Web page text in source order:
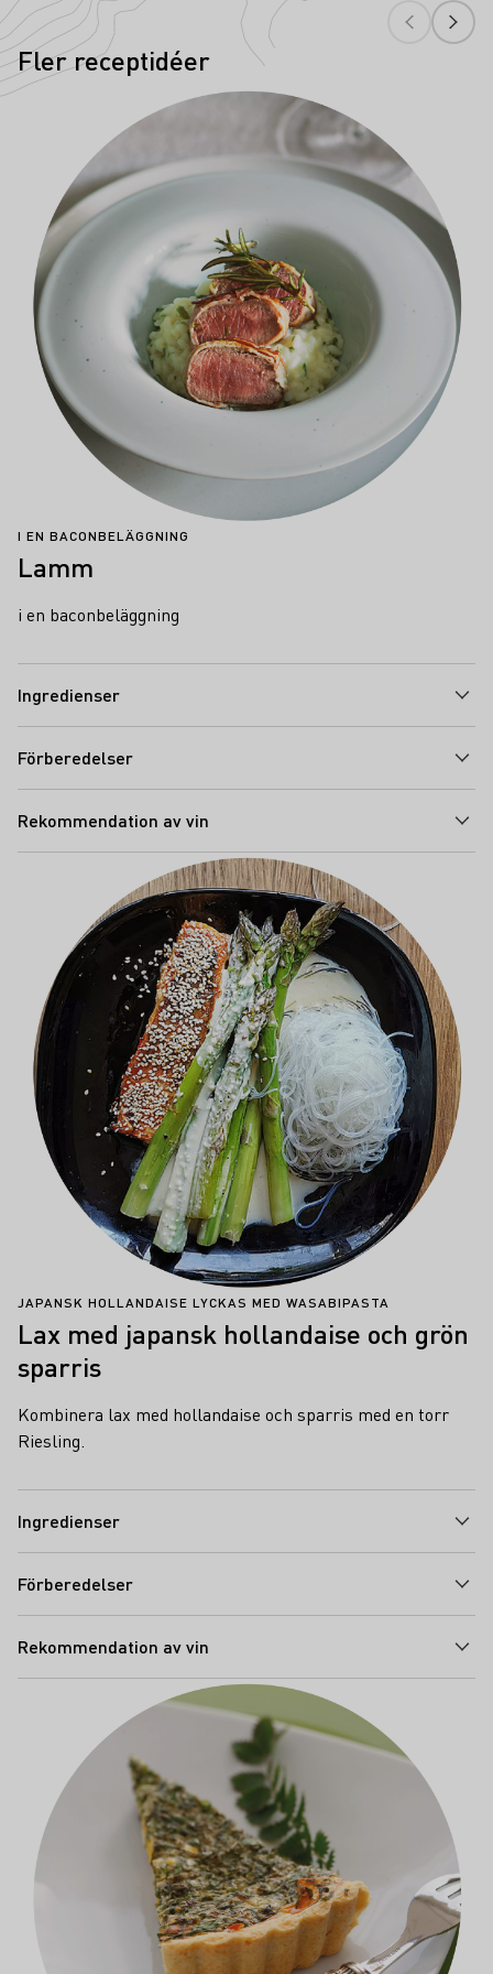
Fler receptidéer
I EN BACONBELÄGGNING
Lamm
i en baconbeläggning
Ingredienser
Förberedelser
Rekommendation av vin
JAPANSK HOLLANDAISE LYCKAS MED WASABIPASTA
Lax med japansk hollandaise och grön
sparris
Kombinera lax med hollandaise och sparris med en torr
Riesling.
Ingredienser
Förberedelser
Rekommendation av vin